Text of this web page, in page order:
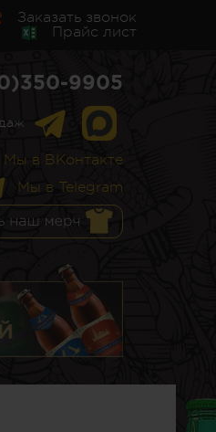
Заказать звонок
Прайс лист
9905
Мы в ВКонтакте
Мы в Telegram